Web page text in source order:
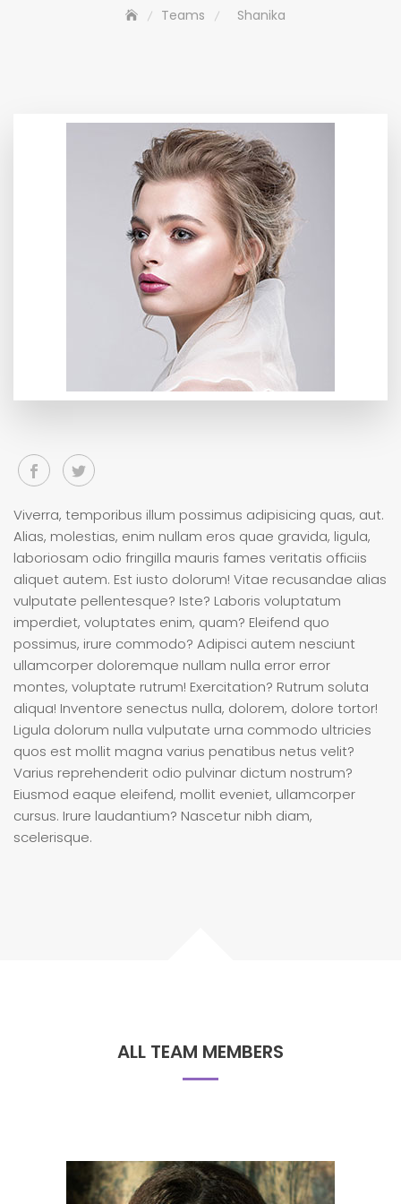
Teams Shanika
Viverra, temporibus illum possimus adipisicing quas, aut.
Alias, molestias, enim nullam eros quae gravida, ligula,
laboriosam odio fringilla mauris fames veritatis officiis
aliquet autem. Est iusto dolorum! Vitae recusandae alias
vulputate pellentesque? Iste? Laboris voluptatum
imperdiet, voluptates enim, quam? Eleifend quo
possimus, irure commodo? Adipisci autem nesciunt
ullamcorper doloremque nullam nulla error error
montes, voluptate rutrum! Exercitation? Rutrum soluta
aliqua! Inventore senectus nulla, dolorem, dolore tortor!
Ligula dolorum nulla vulputate urna commodo ultricies
quos est mollit magna varius penatibus netus velit?
Varius reprehenderit odio pulvinar dictum nostrum?
Eiusmod eaque eleifend, mollit eveniet, ullamcorper
cursus. Irure laudantium? Nascetur nibh diam,
scelerisque.
ALL TEAM MEMBERS